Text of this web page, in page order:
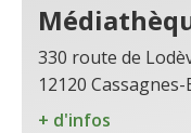
330 route de
12120
+ d'infos